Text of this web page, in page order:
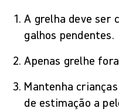
A grelha deve ser
galhos pendentes.
Apenas grelhe
Mantenha
de estimação a